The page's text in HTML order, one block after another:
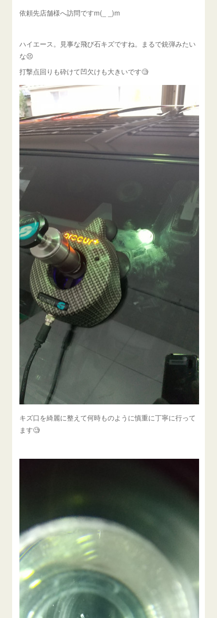
依頼先店舗様へ訪問ですm(_ _)m
ハイエース。見事な飛び石キズですね。まるで銃弾みたい
な😣
打撃点回りも砕けて凹欠けも大きいです🧐
キズ口を綺麗に整えて何時ものように慎重に丁寧に行って
ます🧐